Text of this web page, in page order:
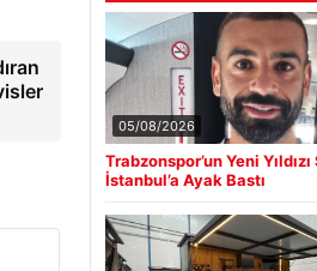
05/08/2026
Trabzonspor’un Yeni
İstanbul’a Ayak Bastı